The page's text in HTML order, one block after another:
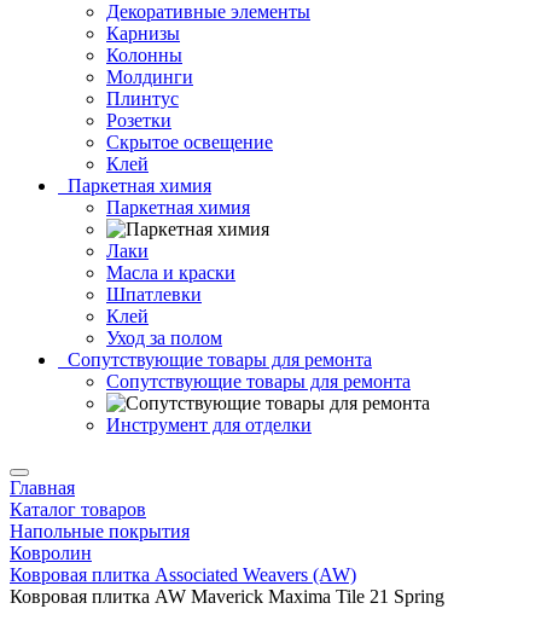
Декоративные элементы
Карнизы
Колонны
Молдинги
Плинтус
Розетки
Скрытое освещение
Клей
Паркетная химия
Паркетная химия
Лаки
Масла и краски
Шпатлевки
Клей
Уход за полом
Сопутствующие товары для ремонта
Сопутствующие товары для ремонта
Инструмент для отделки
Главная
Каталог товаров
Напольные покрытия
Ковролин
Ковровая плитка Associated Weavers (AW)
Ковровая плитка AW Maverick Maxima Tile 21 Spring